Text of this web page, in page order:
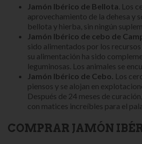
Jamón Ibérico de Bellota . Los
aprovechamiento de la dehesa y
bellota y hierba, sin ningún
Jamón Ibérico de cebo de
sido alimentados por los
su alimentación ha sido
leguminosas. Los animales se
Jamón Ibérico de Cebo. Los
piensos y se alojan en
Después de 24 meses de
con matices increíbles para el
COMPRAR JAMÓN